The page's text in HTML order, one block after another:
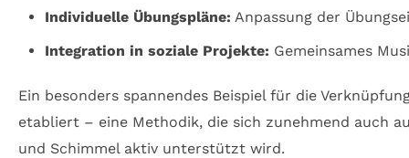
Individuelle Übungspläne: Anpassung der
Integration in soziale Projekte: Gemeinsames
Ein besonders spannendes Beispiel für die
etabliert – eine Methodik, die sich zunehmend auch
und Schimmel aktiv unterstützt wird.